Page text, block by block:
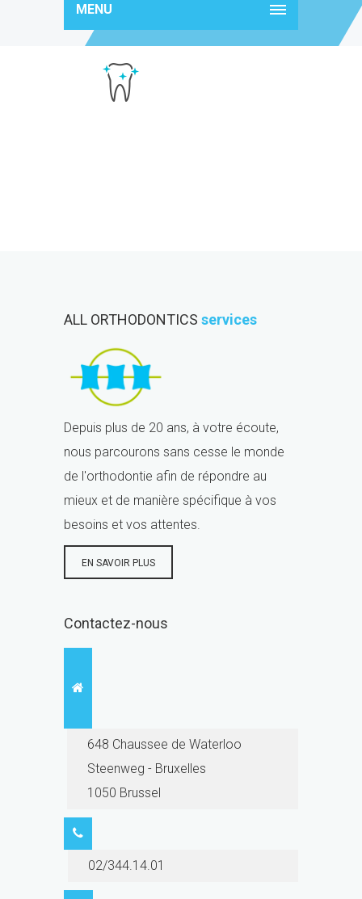
MENU
d7
ALL ORTHODONTICS services
Depuis plus de 20 ans, à votre écoute,
nous parcourons sans cesse le monde
de l'orthodontie afin de répondre au
mieux et de manière spécifique à vos
besoins et vos attentes.
EN SAVOIR PLUS
Contactez-nous
648 Chaussee de Waterloo
Steenweg - Bruxelles
1050 Brussel
02/344.14.01